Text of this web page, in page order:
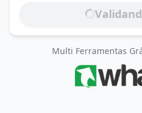
Multi Ferramentas